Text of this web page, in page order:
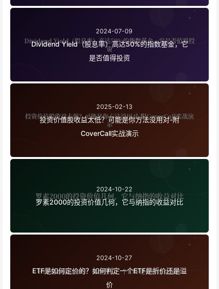
2024-07-09
Dividend Yield（股息率）高达50%的指数基金，它
是否值得投资
2025-02-13
投资价值股收益太低？可能是你方法没用对-附
CoverCall实战演示
2024-10-22
罗素2000的投资价值几何，它与纳指的收益对比
2024-10-27
ETF是如何定价的？如何判定一个ETF是折价还是溢
价